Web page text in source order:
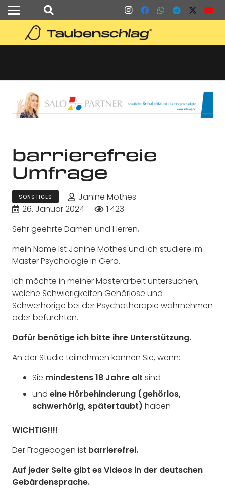
barrierefreie
Umfrage
SONSTIGES
Janine Mothes
26. Januar 2024
1.423
Sehr geehrte Damen und Herren,
mein Name ist Janine Mothes und ich studiere im
Master Psychologie in Gera.
Ich möchte in meiner Masterarbeit untersuchen,
welche Schwierigkeiten Gehörlose und
Schwerhörige bei der Psychotherapie wahrnehmen
oder befürchten.
Dafür benötige ich bitte ihre Unterstützung.
An der Studie teilnehmen können Sie, wenn:
Sie mindestens 18 Jahre alt sind
und eine Hörbehinderung (gehörlos,
schwerhörig, spätertaubt) haben
WICHTIG!!!!
Der Fragebogen ist barrierefrei.
Auf jeder Seite gibt es Videos in der deutschen
Gebärdensprache.